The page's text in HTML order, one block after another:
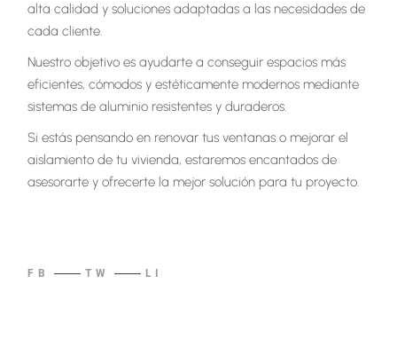
alta calidad y soluciones adaptadas a las necesidades de
cada cliente.
Nuestro objetivo es ayudarte a conseguir espacios más
eficientes, cómodos y estéticamente modernos mediante
sistemas de aluminio resistentes y duraderos.
Si estás pensando en renovar tus ventanas o mejorar el
aislamiento de tu vivienda, estaremos encantados de
asesorarte y ofrecerte la mejor solución para tu proyecto.
FB TW LI